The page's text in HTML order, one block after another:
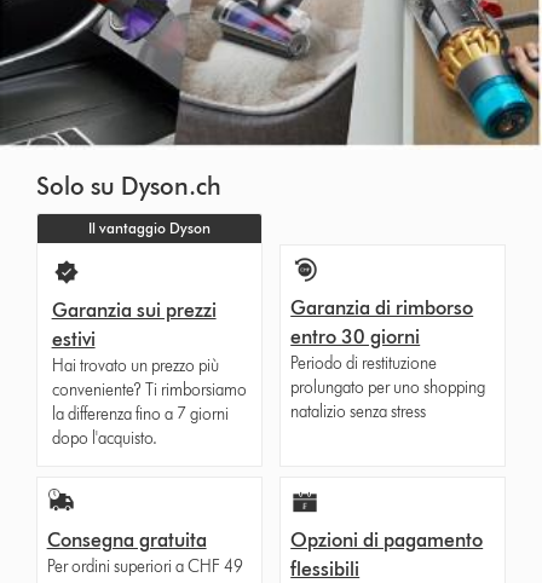
Solo su Dyson.ch
Il vantaggio Dyson
Garanzia sui prezzi
estivi
Hai trovato un prezzo più
conveniente? Ti rimborsiamo
la differenza fino a 7 giorni
dopo l'acquisto.
Garanzia di rimborso
entro 30 giorni
Periodo di restituzione
prolungato per uno shopping
natalizio senza stress
Consegna gratuita
Per ordini superiori a CHF 49
Opzioni di pagamento
flessibili